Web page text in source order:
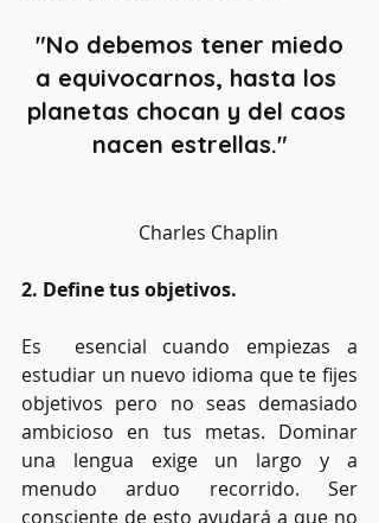
"No debemos tener miedo
a equivocarnos, hasta los
planetas chocan y del caos
nacen estrellas."
        Charles Chaplin
2. Define tus objetivos.
Es  esencial cuando empiezas a
estudiar un nuevo idioma que te fijes
objetivos pero no seas demasiado
ambicioso en tus metas. Dominar
una lengua exige un largo y a
menudo arduo recorrido. Ser
consciente de esto ayudará a que no